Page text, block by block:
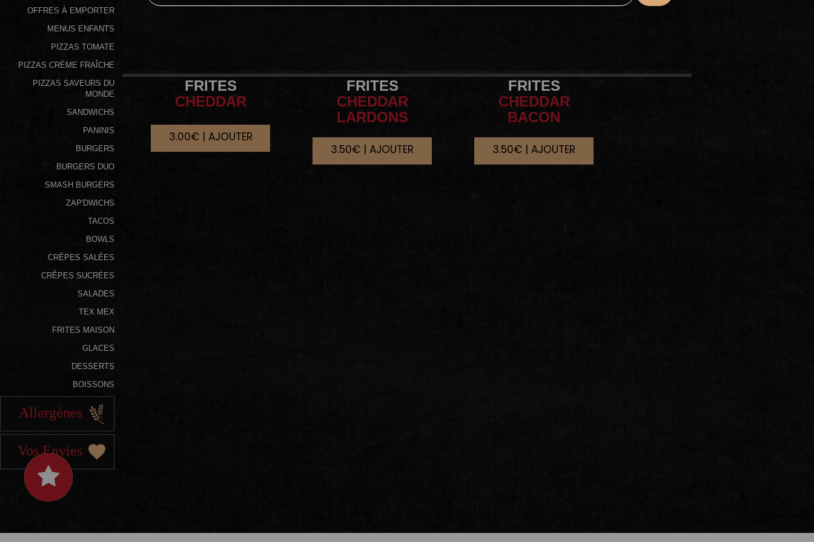
Fidélité
Vos
Avis
Zones
Livraison
OFFRES À EMPORTER
MENUS ENFANTS
PIZZAS TOMATE
PIZZAS CRÈME FRAÎCHE
PIZZAS SAVEURS DU
MONDE
SANDWICHS
PANINIS
BURGERS
BURGERS DUO
SMASH BURGERS
ZAP'DWICHS
TACOS
BOWLS
CRÊPES SALÉES
CRÊPES SUCRÉES
SALADES
TEX MEX
FRITES MAISON
GLACES
DESSERTS
BOISSONS
Allergènes
Vos Envies
FRITES
CHEDDAR
3.00€ | AJOUTER
FRITES
CHEDDAR
LARDONS
3.50€ | AJOUTER
FRITES
CHEDDAR
BACON
3.50€ | AJOUTER